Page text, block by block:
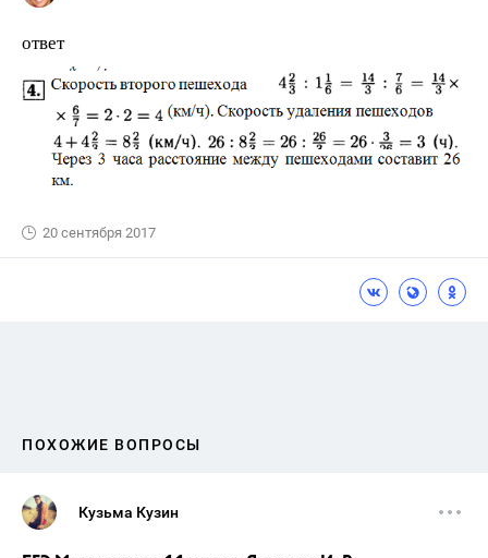
ответ
20 сентября 2017
ПОХОЖИЕ ВОПРОСЫ
Кузьма Кузин